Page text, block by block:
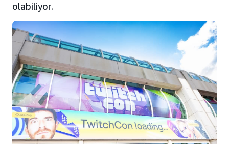
olabiliyor.